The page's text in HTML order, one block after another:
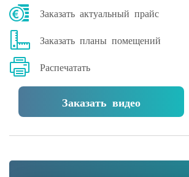
Заказать актуальный прайс
Заказать планы помещений
Распечатать
Заказать видео